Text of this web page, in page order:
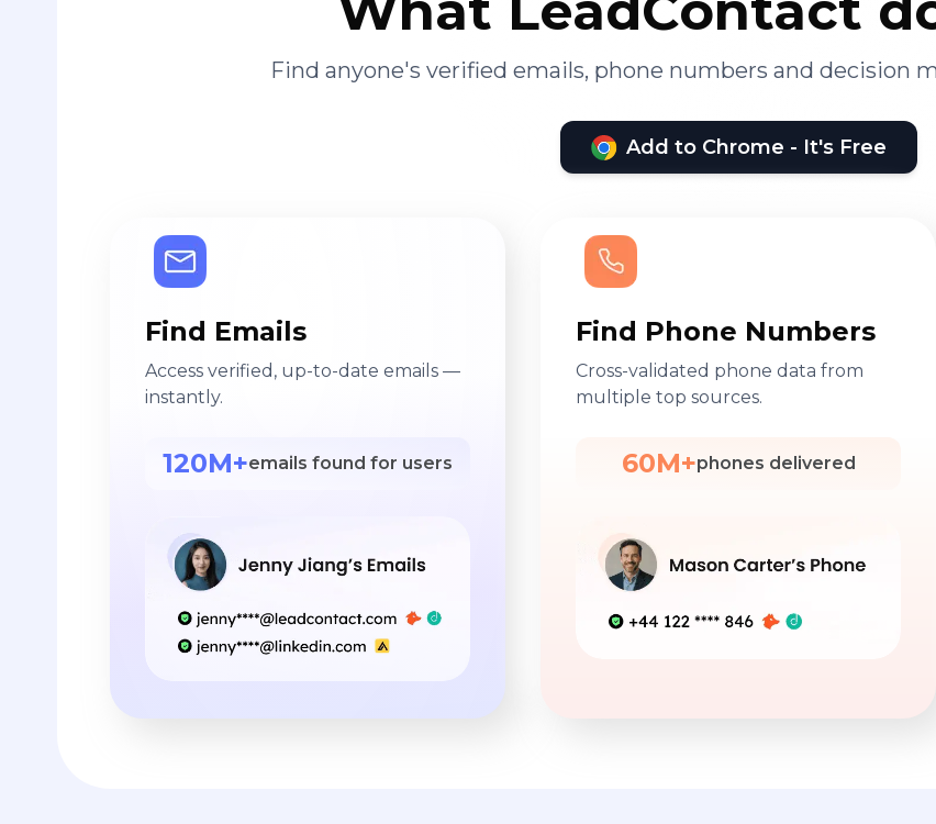
Find anyone's verified emails, phone numbers and decision
Add to Chrome - It's Free
Find Emails
Access verified, up-to-date emails —
instantly.
120M+emails found for users
Find Phone Numbers
Cross-validated phone data from
multiple top sources.
60M+phones delivered